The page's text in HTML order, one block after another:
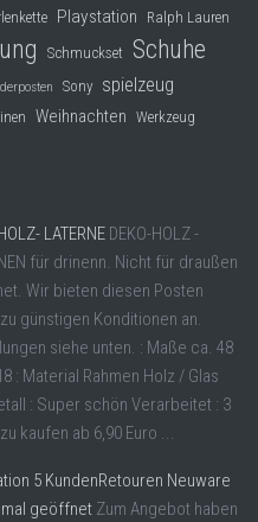
Playstation Ralph Lauren
Schmuckset Schuhe
Sony spielzeug
Weihnachten Werkzeug
LATERNE DEKO-HOLZ -
für drinenn. Nicht für draußen
Wir bieten diesen Posten
günstigen Konditionen an.
siehe unten. : Maße ca. 48
: Material Rahmen Holz / Glas
: Super schön Verarbeitet : 3
kaufen ab 6,90 Euro ...
5 KundenRetouren Neuware
geöffnet Zum Angebot haben